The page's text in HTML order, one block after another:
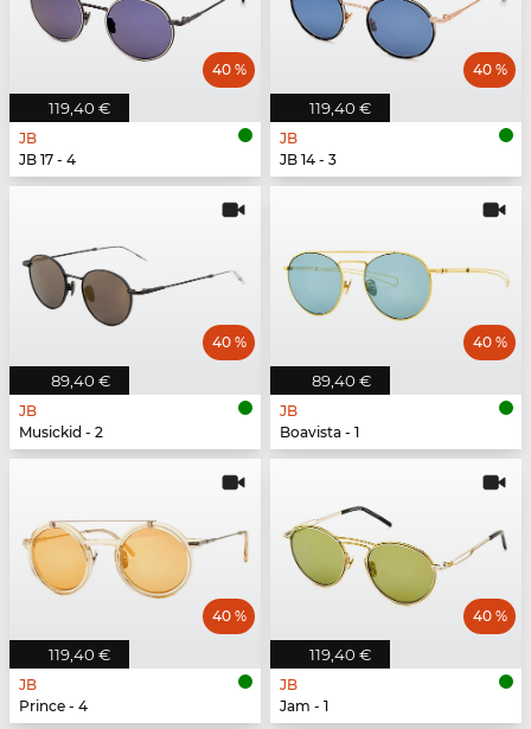
119,40 €
40 %
JB
JB 17 - 4
119,40 €
40 %
JB
JB 14 - 3
89,40 €
40 %
JB
Musickid - 2
89,40 €
40 %
JB
Boavista - 1
119,40 €
40 %
JB
Prince - 4
119,40 €
40 %
JB
Jam - 1